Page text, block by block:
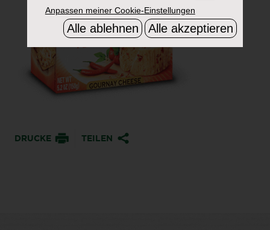
DRUCKE TEILEN
Anpassen meiner Cookie-Einstellungen
Alle ablehnen Alle akzeptieren